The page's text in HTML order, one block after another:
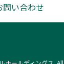
問い合わせ